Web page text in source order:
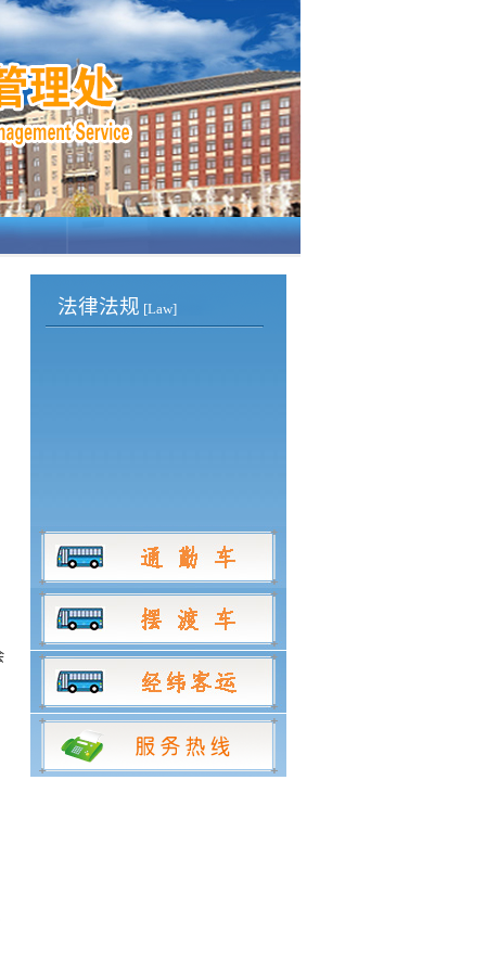
法律法规 [Law]